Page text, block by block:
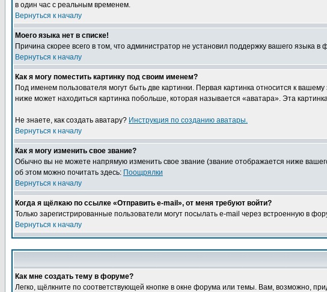
в один час с реальным временем.
Вернуться к началу
Моего языка нет в списке!
Причина скорее всего в том, что администратор не установил поддержку вашего
Вернуться к началу
Как я могу поместить картинку под своим именем?
Под именем пользователя могут быть две картинки. Первая картинка относится к
ниже может находиться картинка побольше, которая называется «аватара». Эта
Не знаете, как создать аватару? Инструкция по созданию аватары.
Вернуться к началу
Как я могу изменить свое звание?
Обычно вы не можете напрямую изменить свое звание (звание отображается ниже
об этом можно почитать здесь: Поощрялки
Вернуться к началу
Когда я щёлкаю по ссылке «Отправить e-mail», от меня требуют войти?
Только зарегистрированные пользователи могут посылать e-mail через встроенную в
Вернуться к началу
Как мне создать тему в форуме?
Легко, щёлкните по соответствующей кнопке в окне форума или темы. Вам, возможно,